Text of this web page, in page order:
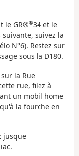
le GR®®34 et le
suivez la
N°6). Restez sur
sous la D180.
la Rue
rue, filez à
un mobil home
la fourche en
jusque